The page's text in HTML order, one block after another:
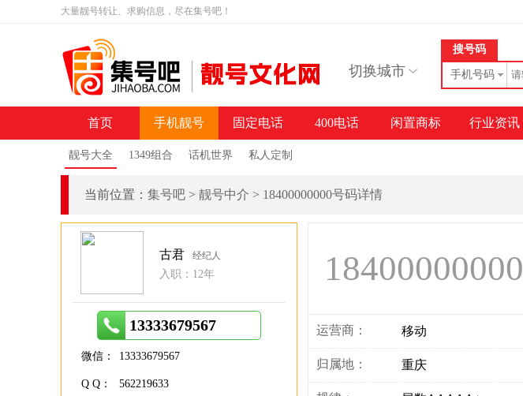
大量靓号转让、求购信息，尽在集号吧！
切换城市
搜号码
手机号码
首页 手机靓号
靓号大全 1349组合 话机世界 私人定制
固定电话 400电话 闲置商标 行业资讯
当前位置： 集号吧 > 靓号中介 > 18400000000号码详情
18400000000
运营商： 移动
归属地： 重庆
古君 经纪人
入职：12年
13333679567
微信： 13333679567
Q Q： 562219633